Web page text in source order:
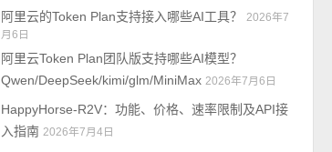
阿里云的Token Plan支持接入哪些AI工具？
2026年7
月6日
阿里云Token Plan团队版支持哪些AI模型？
Qwen/DeepSeek/kimi/glm/MiniMax 2026年7月6日
HappyHorse-R2V：功能、价格、速率限制及API接
入指南 2026年7月4日